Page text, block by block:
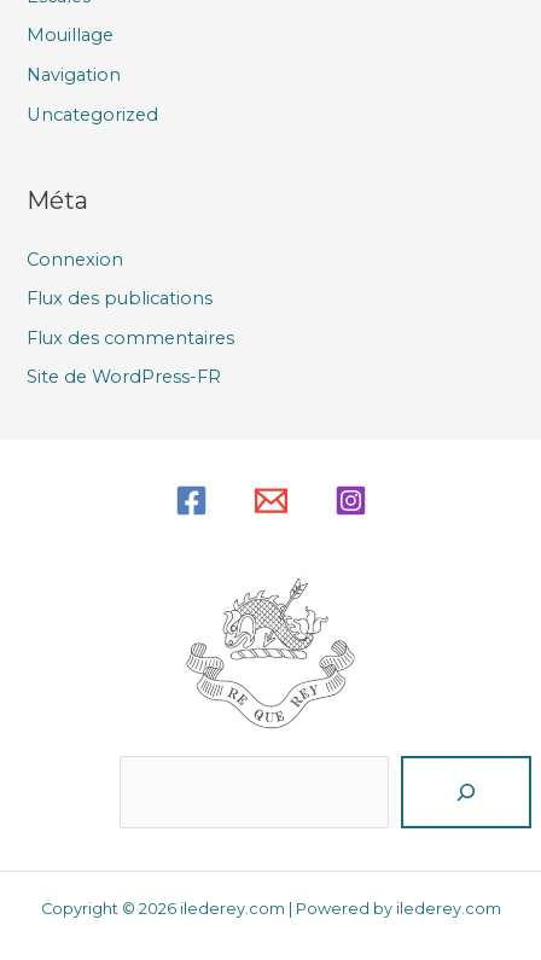
Mouillage
Navigation
Uncategorized
Méta
Connexion
Flux des publications
Flux des commentaires
Site de WordPress-FR
Copyright © 2026 ilederey.com | Powered by ilederey.com